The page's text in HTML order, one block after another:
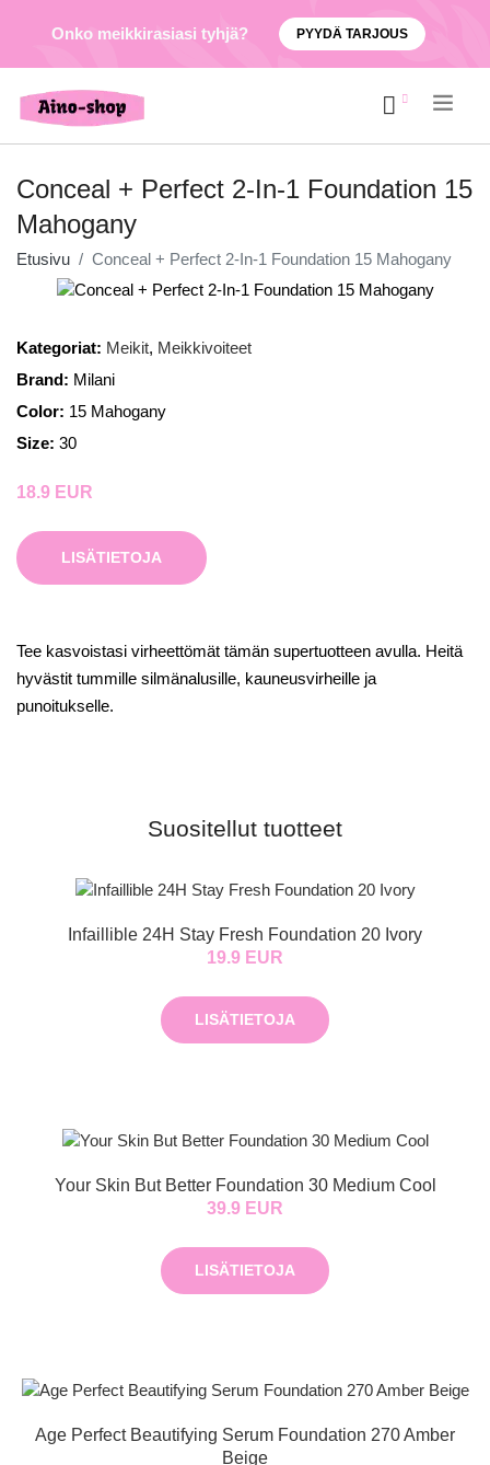
Onko meikkirasiasi tyhjä? PYYDÄ TARJOUS
Conceal + Perfect 2-In-1 Foundation 15
Mahogany
Etusivu Conceal + Perfect 2-In-1 Foundation 15 Mahogany
Kategoriat: Meikit, Meikkivoiteet
Brand: Milani
Color: 15 Mahogany
Size: 30
18.9 EUR
LISÄTIETOJA
Tee kasvoistasi virheettömät tämän supertuotteen avulla. Heitä
hyvästit tummille silmänalusille, kauneusvirheille ja
punoitukselle.
Suositellut tuotteet
Infaillible 24H Stay Fresh Foundation 20 Ivory
19.9 EUR
LISÄTIETOJA
Your Skin But Better Foundation 30 Medium Cool
39.9 EUR
LISÄTIETOJA
Age Perfect Beautifying Serum Foundation 270 Amber
Beige